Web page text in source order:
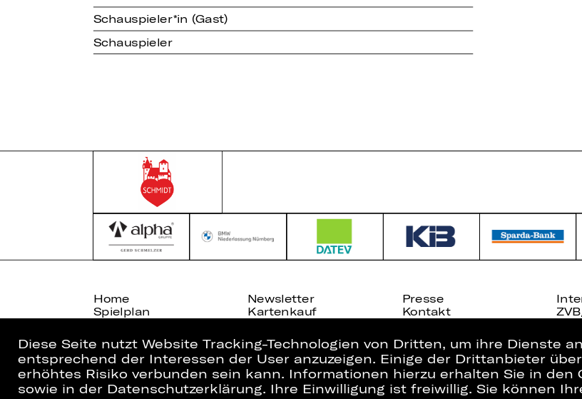
Schauspieler*in (Gast)
Schauspieler
Home
Spielplan
Newsletter
Kartenkauf
Presse
Kontakt
Diese Seite nutzt Website Tracking-Technologien von Dritten, um ihre Dienste
entsprechend der Interessen der User anzuzeigen. Einige der Drittanbieter
erhöhtes Risiko verbunden sein kann. Informationen hierzu erhalten Sie in den
sowie in der Datenschutzerklärung. Ihre Einwilligung ist freiwillig. Sie können